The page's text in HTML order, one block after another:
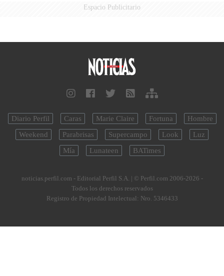
Espacio Publicitario
Diario Perfil Caras Marie Claire Fortuna
Hombre
Weekend
Parabrisas Supercampo Look
Luz
Mía
Lunateen BATimes
noticias.perfil.com - Editorial Perfil S.A. | © Perfil.com 2006-2026 -
Todos los derechos reservados
Registro de Propiedad Intelectual: Nro. 5346433